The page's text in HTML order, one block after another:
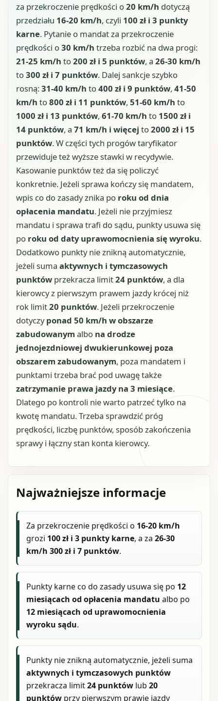
za przekroczenie prędkości o20 km/h dotyczą
przedziału 16-20 km/h, czyli 100 zł i 3 punkty
karne. Pytanie o mandat za przekroczenie
prędkości o30 km/h trzeba rozbić na dwa progi:
21-25 km/h to200 zł i 5 punktów, a 26-30 km/h
to300 zł i 7 punktów. Dalej sankcje szybko
rosną:31-40 km/h to400 zł i 9 punktów, 41-50
km/h to800 zł i 11 punktów, 51-60 km/h to
1000 zł i 13 punktów, 61-70 km/h to 1500 zł i
14 punktów, a 71 km/h i więcej to2000 zł i 15
punktów. W części tych progów taryfikator
przewiduje też wyższe stawki w recydywie.
Kasowanie punktów też da się policzyć
konkretnie. Jeżeli sprawa kończy się mandatem,
wpis co do zasady znika po roku od dnia
opłacenia mandatu. Jeżeli nie przyjmiesz
mandatu i sprawa trafi do sądu, punkty usuwa się
po roku od daty uprawomocnienia się wyroku.
Dodatkowo punkty nie znikną automatycznie,
jeżeli suma aktywnych i tymczasowych
punktów przekracza limit24 punktów, a dla
kierowcy z pierwszym prawem jazdy krócej niż
rok limit20 punktów. Jeżeli przekroczenie
dotyczyponad 50 km/h w obszarze
zabudowanym albo na drodze
jednojezdniowej dwukierunkowej poza
obszarem zabudowanym, poza mandatem i
punktami trzeba brać pod uwagę także
zatrzymanie prawa jazdy na 3 miesiące.
Dlatego po kontroli nie warto patrzeć tylko na
kwotę mandatu. Trzeba sprawdzić próg
prędkości, liczbę punktów, sposób zakończenia
sprawy i łączny stan konta kierowcy.
Najważniejsze informacje
Za przekroczenie prędkości o 16-20 km/h
grozi 100 zł i 3 punkty karne, a za26-30
km/h 300 zł i 7 punktów.
Punkty karne co do zasady usuwa się po 12
miesiącach od opłacenia mandatu albo po
12 miesiącach od uprawomocnienia
wyroku sądu.
Punkty nie znikną automatycznie, jeżeli suma
aktywnych i tymczasowych punktów
przekracza limit24 punktów lub20
punktów przy pierwszym prawie jazdy